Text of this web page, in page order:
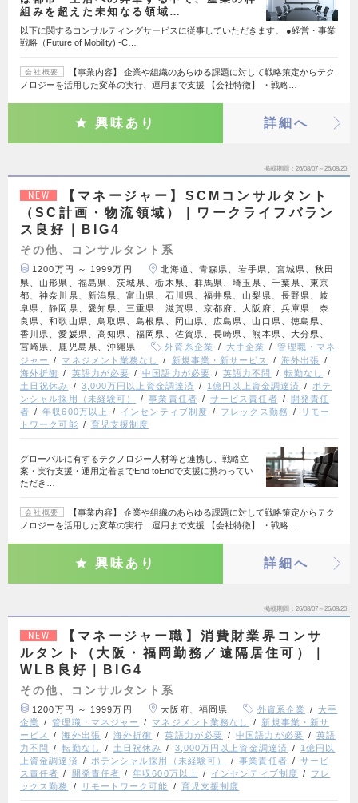
組みを超えた未知なる領域…
以下に関するコンサルティングサービスに従事していただきます。 ●経営・事業
戦略（Future of Mobility) ‐C…
会社概要
【事業内容】 企業や組織のあらゆる課題に対して戦略策定からテク
ノロジーを活用した変革の実行、運用まで支援 【会社特徴】 ・戦略…
興味あり 詳細へ
掲載期間 26/08/07～26/08/20
NEW
【マネージャー】SCMコンサルタント
（SC計画・物流領域）｜ワークライフバラン
ス良好｜BIG4
その他、コンサルタント系
1200万円 ～ 1999万円
北海道、青森県、岩手県、宮城県、秋田
県、山形県、福島県、茨城県、栃木県、群馬県、埼玉県、千葉県、東京
都、神奈川県、新潟県、富山県、石川県、福井県、山梨県、長野県、岐
阜県、静岡県、愛知県、三重県、滋賀県、京都府、大阪府、兵庫県、奈
良県、和歌山県、鳥取県、島根県、岡山県、広島県、山口県、徳島県、
香川県、愛媛県、高知県、福岡県、佐賀県、長崎県、熊本県、大分県、
宮崎県、鹿児島県、沖縄県
外資系企業 大手企業
管理職・マネ
ジャー
マネジメント業務なし 新規事業・新サービス
海外出張
海外折衝
英語力が必要 中国語力が必要 英語力不問
転勤なし
土日祝休み
3,000万円以上資金調達済 1億円以上資金調達済
ポテ
ンシャル採用（未経験可）
事業責任者 サービス責任者
開発責任
者
年収600万以上 インセンティブ制度 フレックス勤務
リモー
トワーク可能
育児支援制度
グローバルに有するテクノロジー人材等と連携し、戦略立
案・実行支援・運用定着までEnd toEndで支援に携わってい
ただき…
会社概要
【事業内容】 企業や組織のあらゆる課題に対して戦略策定からテク
ノロジーを活用した変革の実行、運用まで支援 【会社特徴】 ・戦略…
興味あり 詳細へ
掲載期間 26/08/07～26/08/20
NEW
【マネージャー職】消費財業界コンサ
ルタント（大阪・福岡勤務／遠隔居住可）｜
WLB良好｜BIG4
その他、コンサルタント系
1200万円 ～ 1999万円 大阪府、福岡県 外資系企業
大手
企業
管理職・マネジャー マネジメント業務なし
新規事業・新サ
ービス
海外出張 海外折衝 英語力が必要 中国語力が必要
英語
力不問
転勤なし 土日祝休み 3,000万円以上資金調達済
1億円以
上資金調達済
ポテンシャル採用（未経験可） 事業責任者
サービ
ス責任者
開発責任者 年収600万以上 インセンティブ制度
フレ
ックス勤務
リモートワーク可能 育児支援制度